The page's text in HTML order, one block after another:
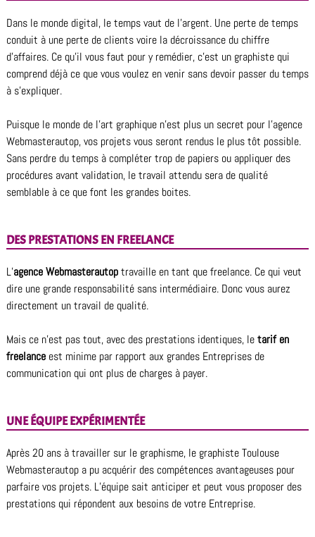
Dans le monde digital, le temps vaut de l’argent. Une perte de temps
conduit à une perte de clients voire la décroissance du chiffre
d’affaires. Ce qu’il vous faut pour y remédier, c’est un graphiste qui
comprend déjà ce que vous voulez en venir sans devoir passer du temps
à s’expliquer.
Puisque le monde de l’art graphique n’est plus un secret pour l’agence
Webmasterautop, vos projets vous seront rendus le plus tôt possible.
Sans perdre du temps à compléter trop de papiers ou appliquer des
procédures avant validation, le travail attendu sera de qualité
semblable à ce que font les grandes boites.
DES PRESTATIONS EN FREELANCE
L’agence Webmasterautoptravaille en tant que freelance. Ce qui veut
dire une grande responsabilité sans intermédiaire. Donc vous aurez
directement un travail de qualité.
Mais ce n’est pas tout, avec des prestations identiques, letarif en
freelance est minime par rapport aux grandes Entreprises de
communication qui ont plus de charges à payer.
UNE ÉQUIPE EXPÉRIMENTÉE
Après 20 ans à travailler sur le graphisme, le graphiste Toulouse
Webmasterautop a pu acquérir des compétences avantageuses pour
parfaire vos projets. L’équipe sait anticiper et peut vous proposer des
prestations qui répondent aux besoins de votre Entreprise.